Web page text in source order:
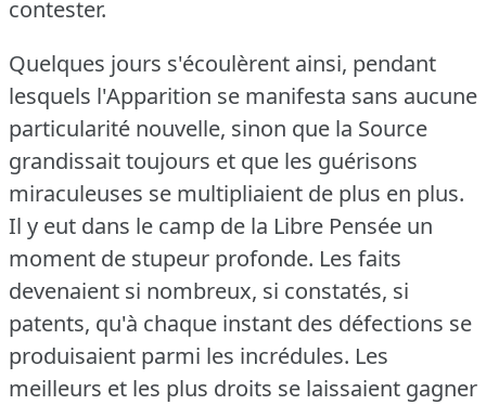
contester.
Quelques jours s'écoulèrent ainsi, pendant
lesquels l'Apparition se manifesta sans aucune
particularité nouvelle, sinon que la Source
grandissait toujours et que les guérisons
miraculeuses se multipliaient de plus en plus.
Il y eut dans le camp de la Libre Pensée un
moment de stupeur profonde. Les faits
devenaient si nombreux, si constatés, si
patents, qu'à chaque instant des défections se
produisaient parmi les incrédules. Les
meilleurs et les plus droits se laissaient gagner